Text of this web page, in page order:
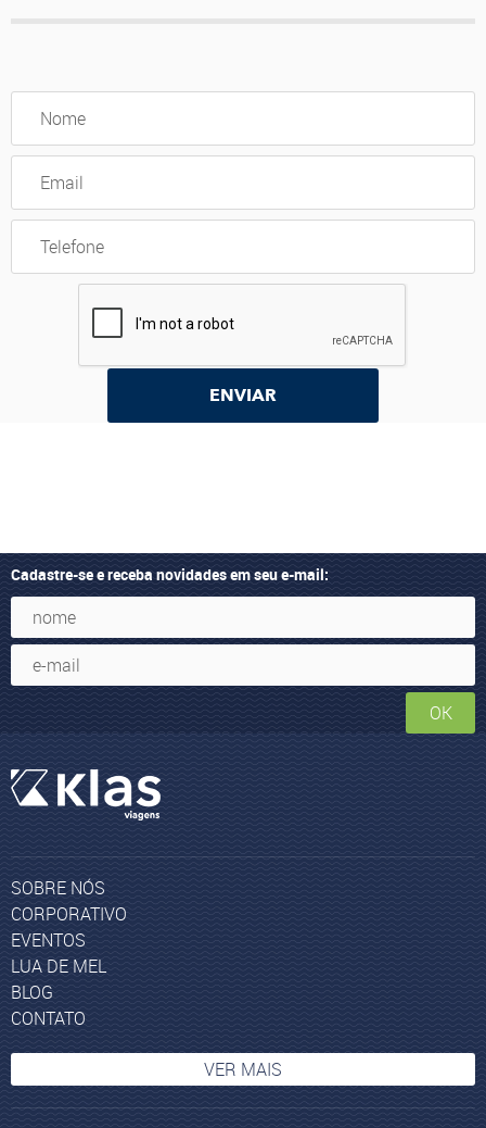
ENVIAR
Cadastre-se e receba novidades em seu e-mail:
OK
SOBRE NÓS
CORPORATIVO
EVENTOS
LUA DE MEL
BLOG
CONTATO
VER MAIS